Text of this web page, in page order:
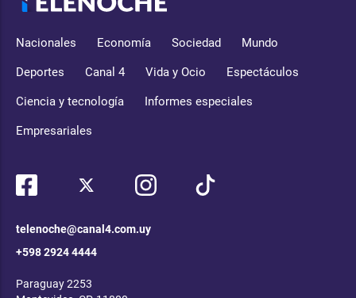
Nacionales Economía Sociedad Mundo
Deportes Canal 4 Vida y Ocio Espectáculos
Ciencia y tecnología Informes especiales
Empresariales
telenoche@canal4.com.uy
+598 2924 4444
Paraguay 2253